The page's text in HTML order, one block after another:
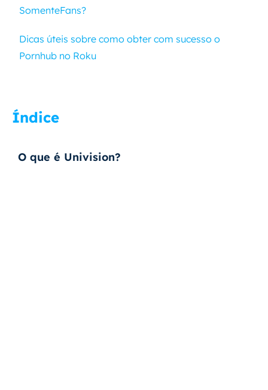
SomenteFans?
Dicas úteis sobre como obter com sucesso o
Pornhub no Roku
Índice
O que é Univision?